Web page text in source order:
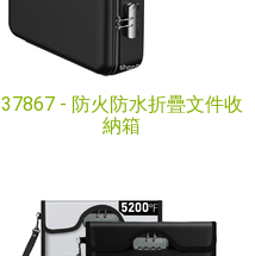
37867 - 防火防水折疊文件收
納箱